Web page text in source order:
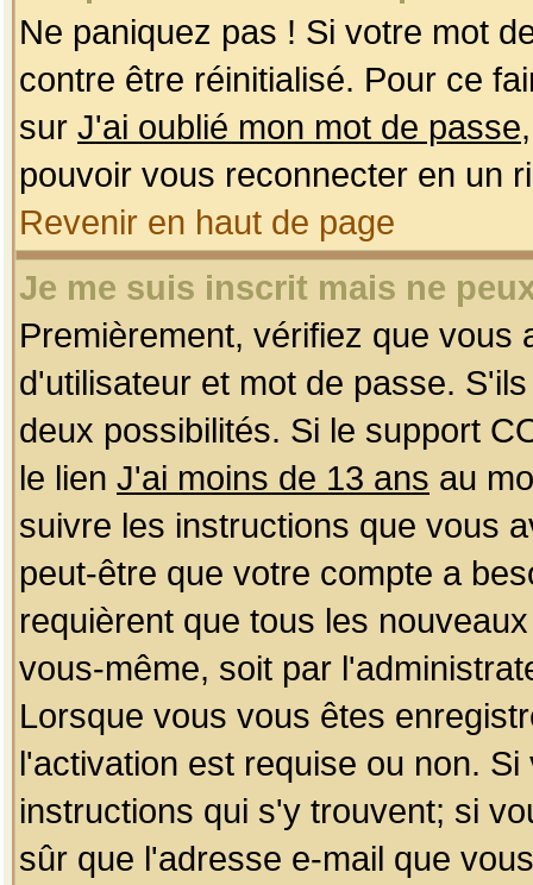
Ne paniquez pas ! Si votre mot
contre être réinitialisé. Pour ce
sur J'ai oublié mon mot de passe
pouvoir vous reconnecter en un
Revenir en haut de page
Je me suis inscrit mais ne
Premièrement, vérifiez que
d'utilisateur et mot de passe.
deux possibilités. Si le support
le lien J'ai moins de 13 ans au
suivre les instructions que vous
peut-être que votre compte a
requièrent que tous les
vous-même, soit par
Lorsque vous vous êtes
l'activation est requise ou non.
instructions qui s'y trouvent; si
sûr que l'adresse e-mail que